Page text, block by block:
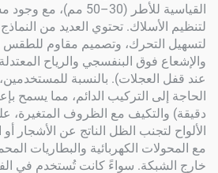
القياسية للأطر (30–50 مم)، مع وجود مشابك
تحتوي العديد من النماذج على
وتصميم مقاوم للطقس ليتحمل
بالنسبة للمستخدمين، تلغي هذه
مع الظروف المتغيرة، على سبيل
الظل الناتج عن الأشجار أو المباني.
الكهربائية والبطاريات المحمولة،
سواءً كانت تُستخدم في الفعاليات